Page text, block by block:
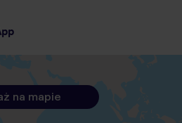
na mapie